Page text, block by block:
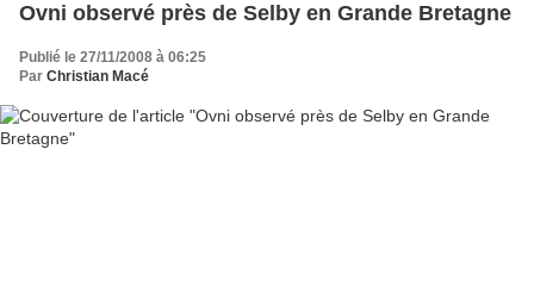
Ovni observé près de Selby en Grande Bretagne
Publié le 27/11/2008 à 06:25
Par Christian Macé